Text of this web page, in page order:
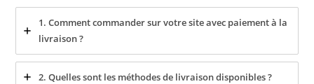
1. Comment commander sur votre site avec paiement à la
livraison ?
2. Quelles sont les méthodes de livraison disponibles ?